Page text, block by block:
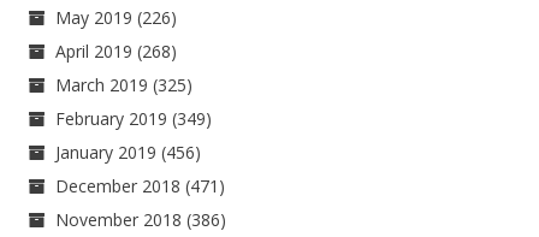
May 2019 (226)
April 2019 (268)
March 2019 (325)
February 2019 (349)
January 2019 (456)
December 2018 (471)
November 2018 (386)